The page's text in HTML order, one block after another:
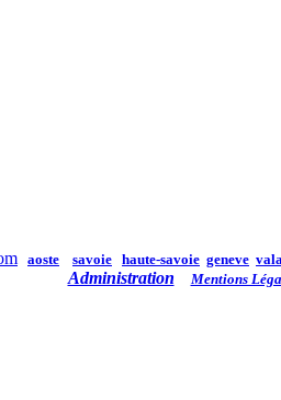
aoste savoie haute-savoie geneve
Administration Mentions